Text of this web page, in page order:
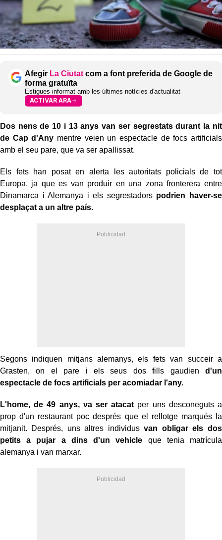
Afegir La Ciutat com a font preferida de Google de
forma gratuïta
Estigues informat amb les últimes notícies d'actualitat
ACTIVAR ARA
Dos nens de 10 i 13 anys van ser segrestats durant la nit
de Cap d'Any mentre veien un espectacle de focs artificials
amb el seu pare, que va ser apallissat.
Els fets han posat en alerta les autoritats policials de tot
Europa, ja que es van produir en una zona fronterera entre
Dinamarca i Alemanya i els segrestadors podrien haver-se
desplaçat a un altre país.
Segons indiquen mitjans alemanys, els fets van succeir a
Grasten, on el pare i els seus dos fills gaudien d'un
espectacle de focs artificials per acomiadar l'any.
L'home, de 49 anys, va ser atacat per uns desconeguts a
prop d'un restaurant poc després que el rellotge marqués la
mitjanit. Després, uns altres individusvan obligar els dos
petits a pujar a dins d'un vehicle que tenia matrícula
alemanya i van marxar.